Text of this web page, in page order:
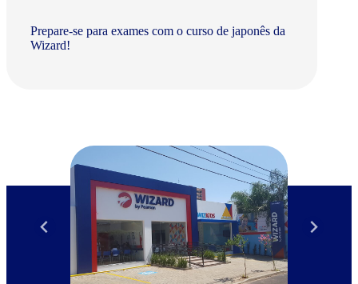
Prepare-se para exames com o curso de japonês da
Wizard!